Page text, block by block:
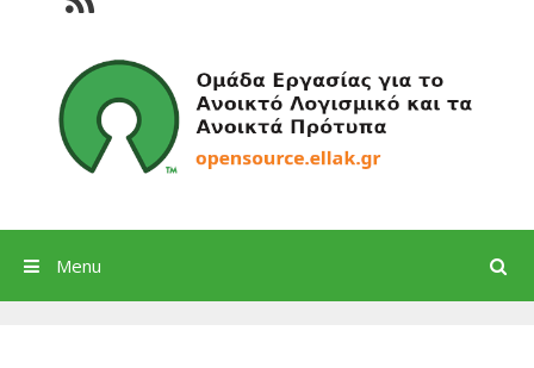
Search
Menu